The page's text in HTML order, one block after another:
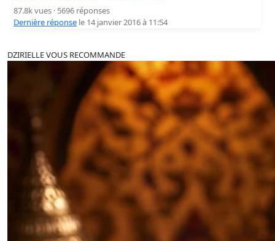
87.8k vues · 5696 réponses
Dernière réponse le 14 janvier 2016 à 11:54
DZIRIELLE VOUS RECOMMANDE